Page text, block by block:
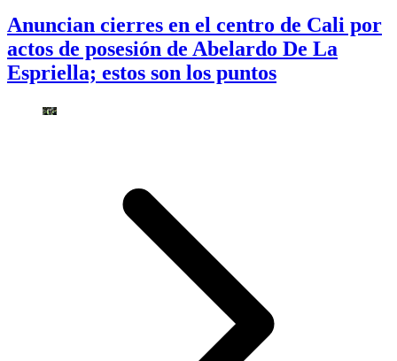
Anuncian cierres en el centro de Cali por
actos de posesión de Abelardo De La
Espriella; estos son los puntos